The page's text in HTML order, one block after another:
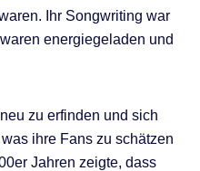
Ihr Songwriting war
energiegeladen und
zu erfinden und sich
ihre Fans zu schätzen
Jahren zeigte, dass